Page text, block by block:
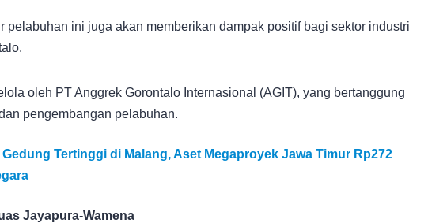
pelabuhan ini juga akan memberikan dampak positif bagi sektor industri
oleh PT Anggrek Gorontalo Internasional (AGIT), yang bertanggung
pengembangan pelabuhan.
Tertinggi di Malang, Aset Megaproyek Jawa Timur Rp272
Jayapura-Wamena